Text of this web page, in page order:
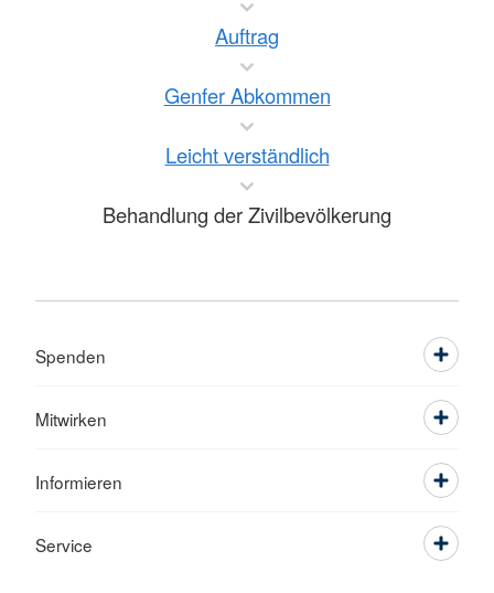
Auftrag
Genfer Abkommen
Leicht verständlich
Behandlung der Zivilbevölkerung
Spenden
Mitwirken
Informieren
Service